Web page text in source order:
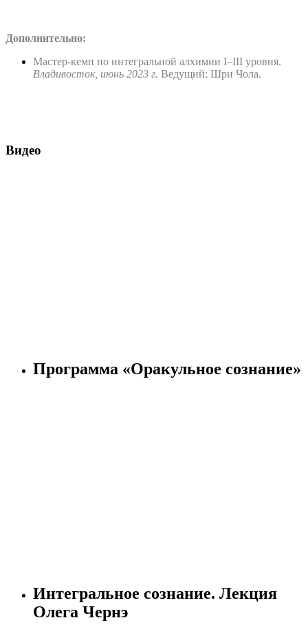
Дополнительно:
Мастер-кемп по интегральной алхимии I–III уровня.
Владивосток, июнь 2023 г. Ведущий: Шри Чола.
Видео
Программа «Оракульное сознание»
Интегральное сознание. Лекция
Олега Чернэ